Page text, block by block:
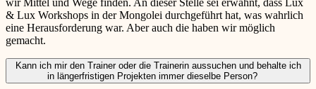
& Lux Workshops in der Mongolei durchgeführt hat, was wahrlich
eine Herausforderung war. Aber auch die haben wir möglich
gemacht.
Kann ich mir den Trainer oder die Trainerin aussuchen und behalte ich
in längerfristigen Projekten immer dieselbe Person?